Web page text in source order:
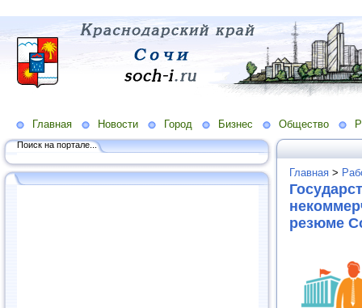
Главная Новости Город Бизнес Общество
Поиск на портале...
Главная >
резюме